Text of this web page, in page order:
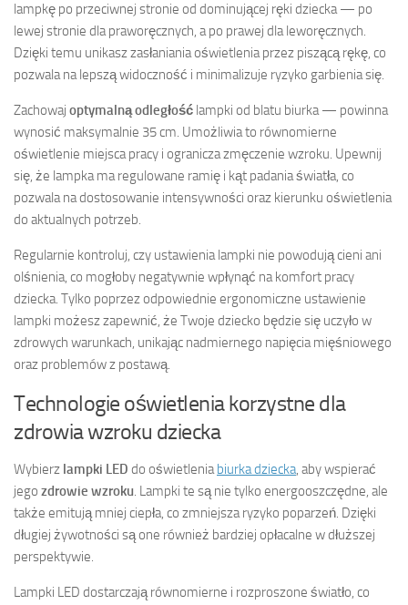
lampkę po przeciwnej stronie od dominującej ręki dziecka — po
lewej stronie dla praworęcznych, a po prawej dla leworęcznych.
Dzięki temu unikasz zasłaniania oświetlenia przez piszącą rękę, co
pozwala na lepszą widoczność i minimalizuje ryzyko garbienia się.
Zachowaj optymalną odległość lampki od blatu biurka — powinna
wynosić maksymalnie 35 cm. Umożliwia to równomierne
oświetlenie miejsca pracy i ogranicza zmęczenie wzroku. Upewnij
się, że lampka ma regulowane ramię i kąt padania światła, co
pozwala na dostosowanie intensywności oraz kierunku oświetlenia
do aktualnych potrzeb.
Regularnie kontroluj, czy ustawienia lampki nie powodują cieni ani
olśnienia, co mogłoby negatywnie wpłynąć na komfort pracy
dziecka. Tylko poprzez odpowiednie ergonomiczne ustawienie
lampki możesz zapewnić, że Twoje dziecko będzie się uczyło w
zdrowych warunkach, unikając nadmiernego napięcia mięśniowego
oraz problemów z postawą.
Technologie oświetlenia korzystne dla
zdrowia wzroku dziecka
Wybierz lampki LED do oświetleniabiurka dziecka, aby wspierać
jego zdrowie wzroku. Lampki te są nie tylko energooszczędne, ale
także emitują mniej ciepła, co zmniejsza ryzyko poparzeń. Dzięki
długiej żywotności są one również bardziej opłacalne w dłuższej
perspektywie.
Lampki LED dostarczają równomierne i rozproszone światło, co